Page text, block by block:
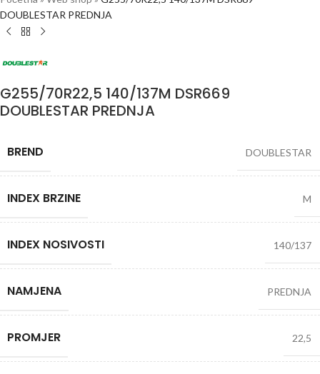
DOUBLESTAR PREDNJA
G255/70R22,5 140/137M DSR669
DOUBLESTAR PREDNJA
BREND DOUBLESTAR
INDEX BRZINE M
INDEX NOSIVOSTI 140/137
NAMJENA PREDNJA
PROMJER 22,5